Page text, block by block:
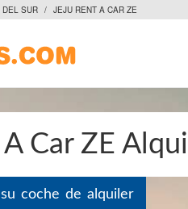
DEL SUR / JEJU RENT A CAR ZE
Car ZE
coche de alquiler